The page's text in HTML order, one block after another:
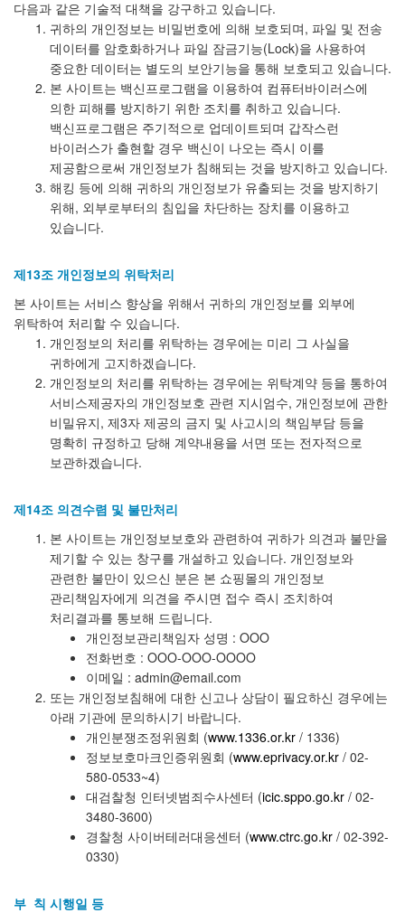
다음과 같은 기술적 대책을 강구하고 있습니다.
귀하의 개인정보는 비밀번호에 의해 보호되며, 파일 및 전송
데이터를 암호화하거나 파일 잠금기능(Lock)을 사용하여
중요한 데이터는 별도의 보안기능을 통해 보호되고 있습니다.
본 사이트는 백신프로그램을 이용하여 컴퓨터바이러스에
의한 피해를 방지하기 위한 조치를 취하고 있습니다.
백신프로그램은 주기적으로 업데이트되며 갑작스런
바이러스가 출현할 경우 백신이 나오는 즉시 이를
제공함으로써 개인정보가 침해되는 것을 방지하고 있습니다.
해킹 등에 의해 귀하의 개인정보가 유출되는 것을 방지하기
위해, 외부로부터의 침입을 차단하는 장치를 이용하고
있습니다.
제13조 개인정보의 위탁처리
본 사이트는 서비스 향상을 위해서 귀하의 개인정보를 외부에
위탁하여 처리할 수 있습니다.
개인정보의 처리를 위탁하는 경우에는 미리 그 사실을
귀하에게 고지하겠습니다.
개인정보의 처리를 위탁하는 경우에는 위탁계약 등을 통하여
서비스제공자의 개인정보호 관련 지시엄수, 개인정보에 관한
비밀유지, 제3자 제공의 금지 및 사고시의 책임부담 등을
명확히 규정하고 당해 계약내용을 서면 또는 전자적으로
보관하겠습니다.
제14조 의견수렴 및 불만처리
본 사이트는 개인정보보호와 관련하여 귀하가 의견과 불만을
제기할 수 있는 창구를 개설하고 있습니다. 개인정보와
관련한 불만이 있으신 분은 본 쇼핑몰의 개인정보
관리책임자에게 의견을 주시면 접수 즉시 조치하여
처리결과를 통보해 드립니다.
개인정보관리책임자 성명 : OOO
전화번호 : OOO-OOO-OOOO
이메일 : admin@email.com
또는 개인정보침해에 대한 신고나 상담이 필요하신 경우에는
아래 기관에 문의하시기 바랍니다.
개인분쟁조정위원회 (www.1336.or.kr / 1336)
정보보호마크인증위원회 (www.eprivacy.or.kr / 02-
580-0533~4)
대검찰청 인터넷범죄수사센터 (icic.sppo.go.kr / 02-
3480-3600)
경찰청 사이버테러대응센터 (www.ctrc.go.kr / 02-392-
0330)
부 칙 시행일 등